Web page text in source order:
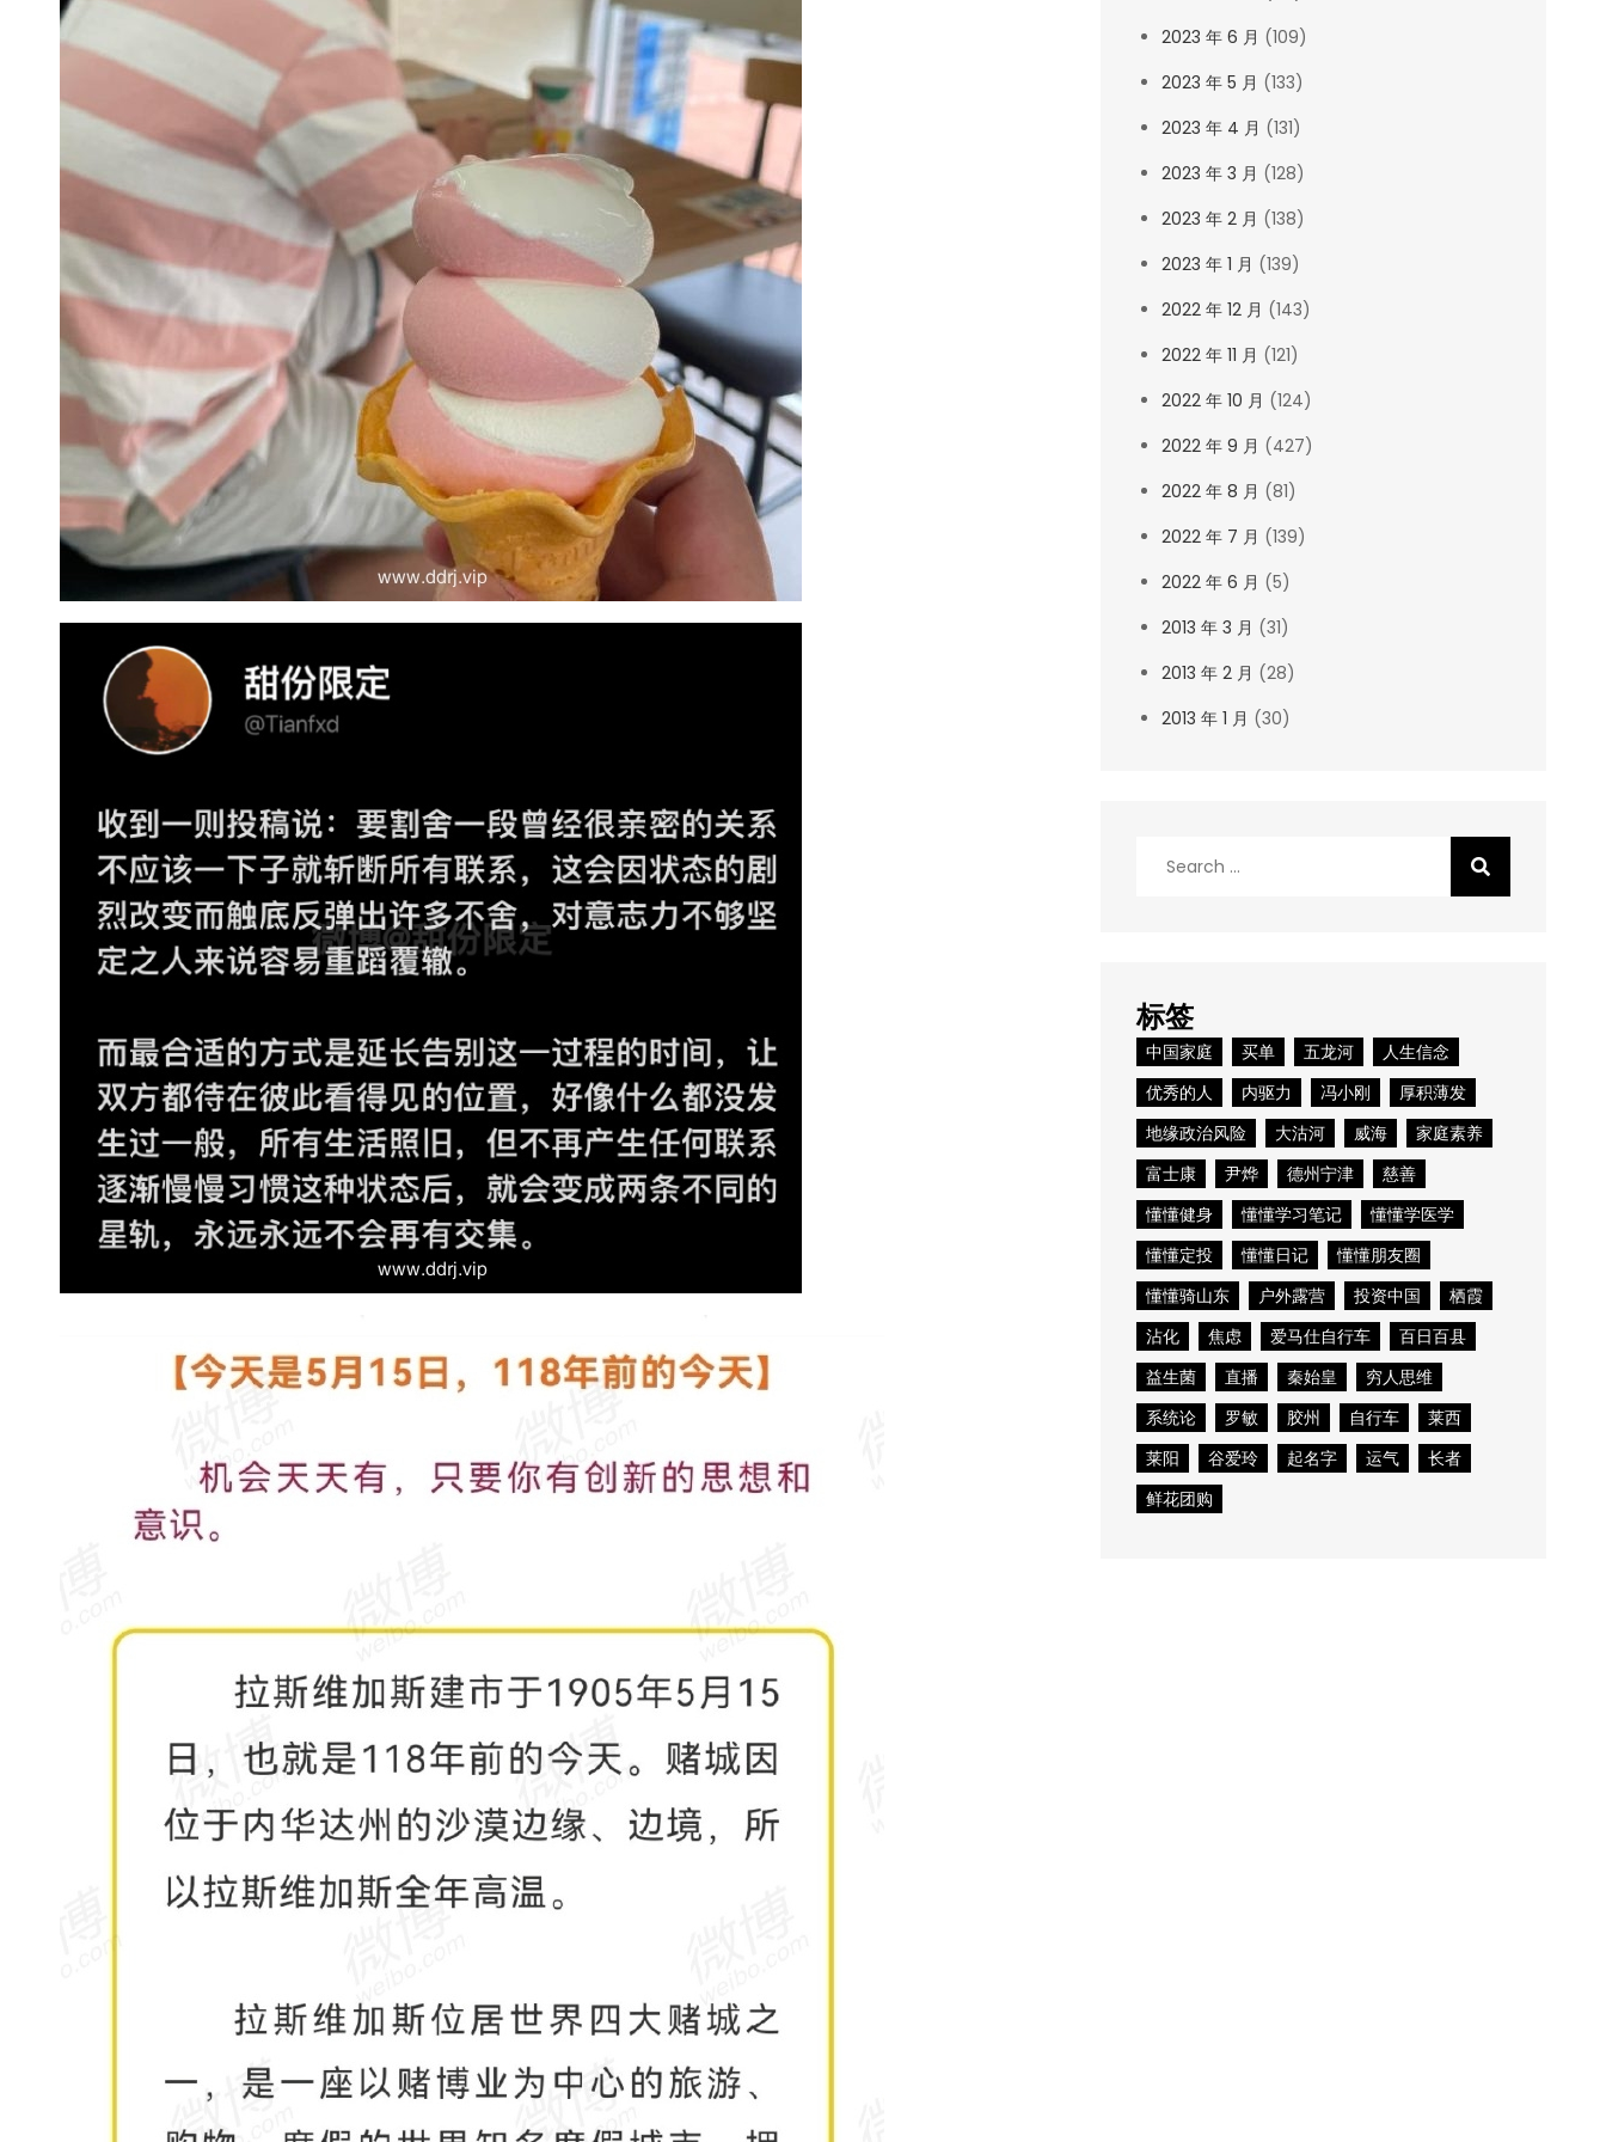
2023 年 6 月 (109)
2023 年 5 月 (133)
2023 年 4 月 (131)
2023 年 3 月 (128)
2023 年 2 月 (138)
2023 年 1 月 (139)
2022 年 12 月 (143)
2022 年 11 月 (121)
2022 年 10 月 (124)
2022 年 9 月 (427)
2022 年 8 月 (81)
2022 年 7 月 (139)
2022 年 6 月 (5)
2013 年 3 月 (31)
2013 年 2 月 (28)
2013 年 1 月 (30)
标签
中国家庭 买单 五龙河
人生信念
优秀的人
内驱力 冯小刚
厚积薄发
地缘政治风险
大沽河 威海
家庭素养
富士康
尹烨 德州宁津
慈善
懂懂健身
懂懂学习笔记
懂懂学医学
懂懂定投
懂懂日记
懂懂朋友圈
懂懂骑山东
户外露营 投资中国
栖霞
沾化
焦虑 爱马仕自行车
百日百县
益生菌
直播 秦始皇
穷人思维
系统论
罗敏 胶州 自行车
莱西
莱阳
谷爱玲 起名字 运气
长者
鲜花团购